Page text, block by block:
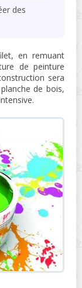
des
en remuant
de peinture
sera
de bois,